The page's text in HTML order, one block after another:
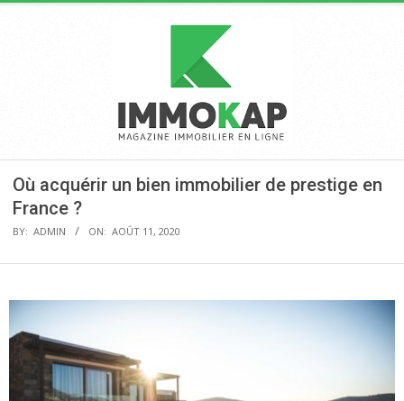
IMMOKAP
Navigation
Menu
Où acquérir un bien immobilier de prestige en
France ?
BY: ADMIN ON: AOÛT 11, 2020